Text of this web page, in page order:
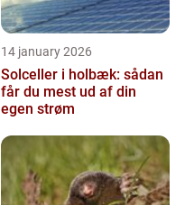
14 january 2026
Solceller i holbæk: sådan
får du mest ud af din
egen strøm